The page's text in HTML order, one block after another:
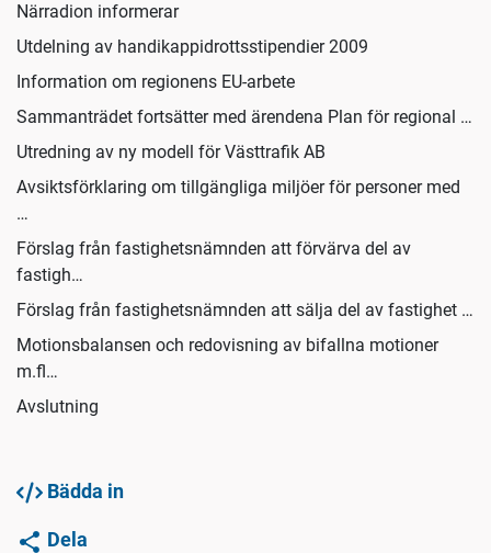
Närradion informerar
Utdelning av handikappidrottsstipendier 2009
Information om regionens EU-arbete
Sammanträdet fortsätter med ärendena Plan för regional …
Utredning av ny modell för Västtrafik AB
Avsiktsförklaring om tillgängliga miljöer för personer med
…
Förslag från fastighetsnämnden att förvärva del av
fastigh…
Förslag från fastighetsnämnden att sälja del av fastighet …
Motionsbalansen och redovisning av bifallna motioner
m.fl…
Avslutning
Bädda in
Dela